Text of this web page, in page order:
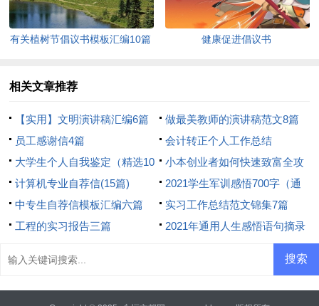
有关植树节倡议书模板汇编10篇 健康促进倡议书
相关文章推荐
【实用】文明演讲稿汇编6篇
做最美教师的演讲稿范文8篇
员工感谢信4篇
会计转正个人工作总结
大学生个人自我鉴定（精选10
篇）
小本创业者如何快速致富全攻
略
计算机专业自荐信(15篇)
2021学生军训感悟700字（通
用6篇）
中专生自荐信模板汇编六篇
实习工作总结范文锦集7篇
工程的实习报告三篇
2021年通用人生感悟语句摘录